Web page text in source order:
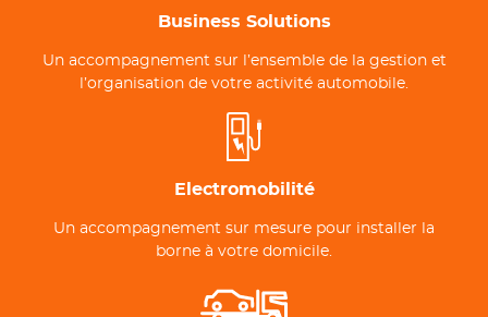
Business Solutions
Un accompagnement sur l’ensemble de la gestion et
l’organisation de votre activité automobile.
Electromobilité
Un accompagnement sur mesure pour installer la
borne à votre domicile.